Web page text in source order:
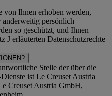
von Ihnen erhoben werden,
anderweitig persönlich
so geschützt, und Ihnen
J erläuterten Datenschutzrechte
Stelle der über die
ist Le Creuset Austria
Creuset Austria GmbH,